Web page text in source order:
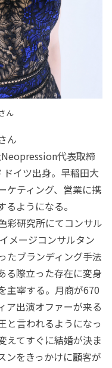
ん
ん
代表取締
イツ出身。早稲田大
ケティング、営業に携
ようになる。
彩研究所にてコンサル
メージコンサルタン
たブランディング手法
る際立った存在に変身
主宰する。月商が670
ア出演オファーが来る
と言われるようになっ
えてすぐに結婚が決ま
ンをきっかけに顧客が